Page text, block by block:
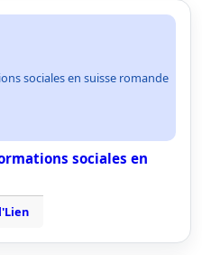
sociales en suisse romande
sociales en